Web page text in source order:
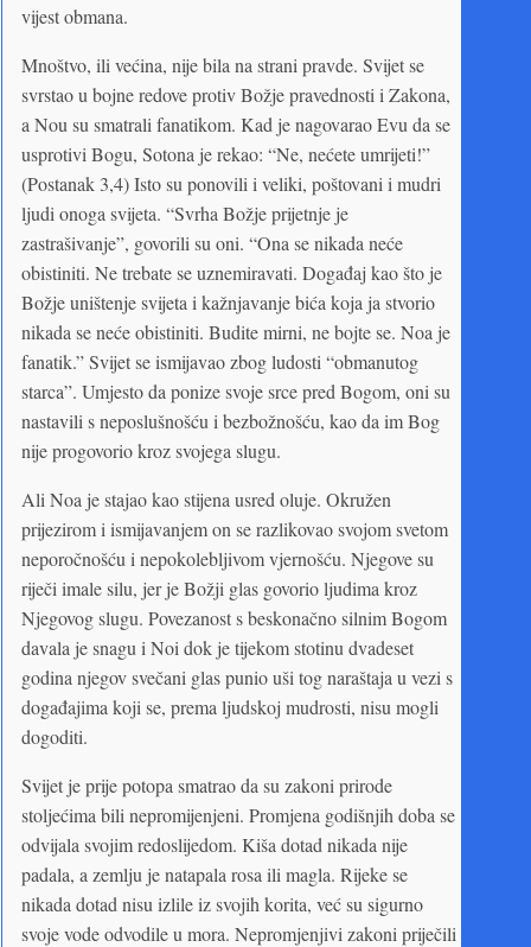
vijest obmana.
Mnoštvo, ili većina, nije bila na strani pravde. Svijet se
svrstao u bojne redove protiv Božje pravednosti i Zakona,
a Nou su smatrali fanatikom. Kad je nagovarao Evu da se
usprotivi Bogu, Sotona je rekao: “Ne, nećete umrijeti!”
(Postanak 3,4) Isto su ponovili i veliki, poštovani i mudri
ljudi onoga svijeta. “Svrha Božje prijetnje je
zastrašivanje”, govorili su oni. “Ona se nikada neće
obistiniti. Ne trebate se uznemiravati. Događaj kao što je
Božje uništenje svijeta i kažnjavanje bića koja ja stvorio
nikada se neće obistiniti. Budite mirni, ne bojte se. Noa je
fanatik.” Svijet se ismijavao zbog ludosti “obmanutog
starca”. Umjesto da ponize svoje srce pred Bogom, oni su
nastavili s neposlušnošću i bezbožnošću, kao da im Bog
nije progovorio kroz svojega slugu.
Ali Noa je stajao kao stijena usred oluje. Okružen
prijezirom i ismijavanjem on se razlikovao svojom svetom
neporočnošću i nepokolebljivom vjernošću. Njegove su
riječi imale silu, jer je Božji glas govorio ljudima kroz
Njegovog slugu. Povezanost s beskonačno silnim Bogom
davala je snagu i Noi dok je tijekom stotinu dvadeset
godina njegov svečani glas punio uši tog naraštaja u vezi s
događajima koji se, prema ljudskoj mudrosti, nisu mogli
dogoditi.
Svijet je prije potopa smatrao da su zakoni prirode
stoljećima bili nepromijenjeni. Promjena godišnjih doba se
odvijala svojim redoslijedom. Kiša dotad nikada nije
padala, a zemlju je natapala rosa ili magla. Rijeke se
nikada dotad nisu izlile iz svojih korita, već su sigurno
svoje vode odvodile u mora. Nepromjenjivi zakoni priječili